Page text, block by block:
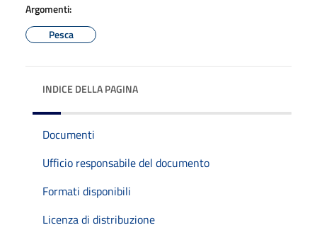
Argomenti:
Pesca
INDICE DELLA PAGINA
Documenti
Ufficio responsabile del documento
Formati disponibili
Licenza di distribuzione